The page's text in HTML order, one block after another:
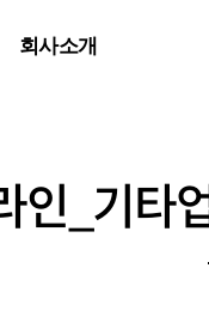
회사소개
인_기타